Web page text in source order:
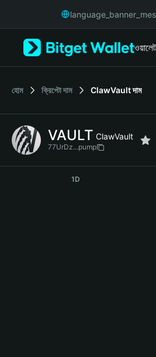
Русский
Italiano
简体中文
繁體中文
Bahasa Indonesia
ওয়ালেট
হোম ক্রিপ্টো দাম ClawVaultদাম
VAULT ClawVault
77UrDz...pump
1D